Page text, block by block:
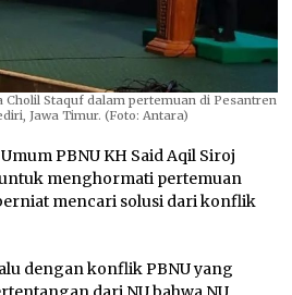
Cholil Staquf dalam pertemuan di Pesantren
Jawa Timur. (Foto: Antara)
PBNU KH Said Aqil Siroj
menghormati pertemuan
mencari solusi dari konflik
dengan konflik PBNU yang